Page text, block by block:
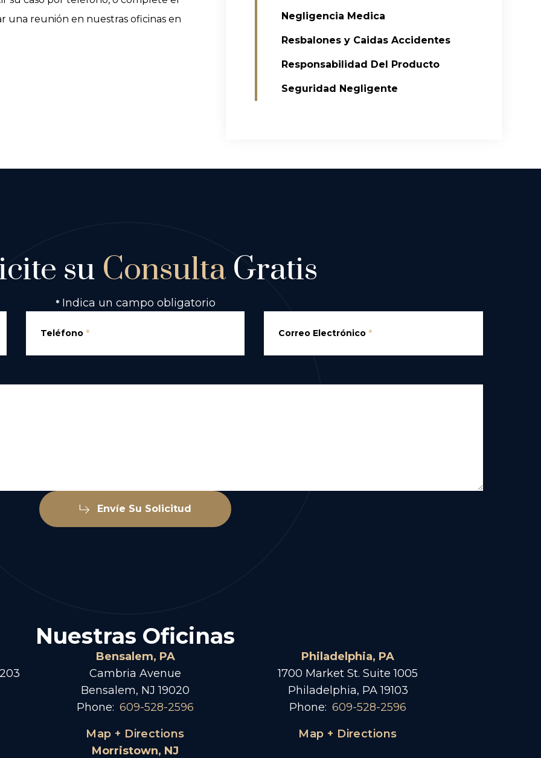
una reunión en nuestras oficinas en
Negligencia Medica
Resbalones y Caidas Accidentes
Responsabilidad Del Producto
Seguridad Negligente
su ConsultaGratis
* Indica un campo obligatorio
Teléfono* Correo Electrónico *
Envíe Su Solicitud
Nuestras Oficinas
Bensalem, PA
Cambria Avenue
Bensalem, NJ 19020
Phone: 609-528-2596
Map + Directions
Philadelphia, PA
1700 Market St. Suite 1005
Philadelphia, PA 19103
Phone: 609-528-2596
Map + Directions
Morristown, NJ